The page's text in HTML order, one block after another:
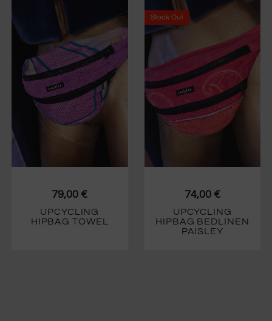
79,00 €
UPCYCLING
HIPBAG TOWEL
Stock Out
74,00 €
UPCYCLING
HIPBAG BEDLINEN
PAISLEY